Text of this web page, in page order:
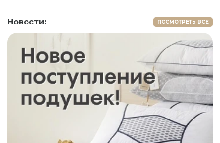
Новости: ПОСМОТРЕТЬ ВСЕ